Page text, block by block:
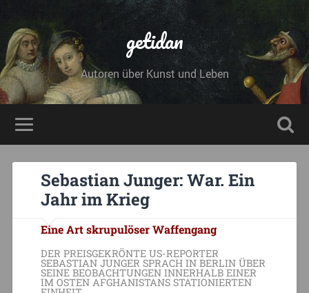
getidan
Autoren über Kunst und Leben
Sebastian Junger: War. Ein
Jahr im Krieg
Eine Art skrupulöser Waffengang
DER PREISGEKRÖNTE US-REPORTER
SEBASTIAN JUNGER SPRACH IN BERLIN ÜBER
SEINE BEOBACHTUNGEN INNERHALB EINER
IM OSTEN AFGHANISTANS STATIONIERTEN